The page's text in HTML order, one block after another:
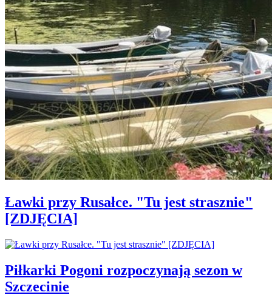
Ławki przy Rusałce. "Tu jest strasznie"
[ZDJĘCIA]
Piłkarki Pogoni rozpoczynają sezon w
Szczecinie